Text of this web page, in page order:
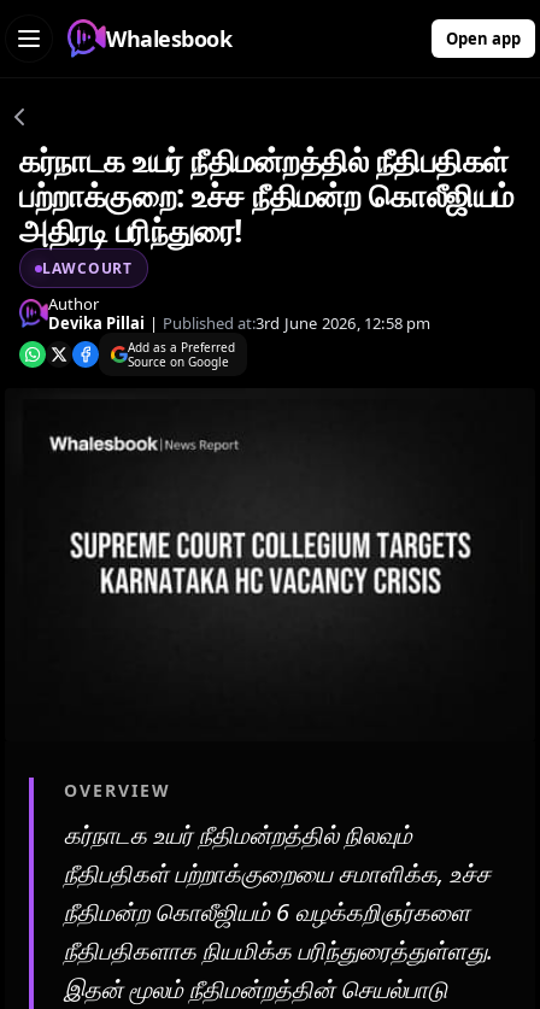
Whalesbook Open app
கர்நாடக உயர் நீதிமன்றத்தில் நீதிபதிகள்
பற்றாக்குறை: உச்ச நீதிமன்ற கொலீஜியம்
அதிரடி பரிந்துரை!
LAWCOURT
Author
Devika Pillai | Published at:3rd June 2026, 12:58 pm
Add as a Preferred
Source on Google
OVERVIEW
கர்நாடக உயர் நீதிமன்றத்தில் நிலவும்
நீதிபதிகள் பற்றாக்குறையை சமாளிக்க, உச்ச
நீதிமன்ற கொலீஜியம் 6 வழக்கறிஞர்களை
நீதிபதிகளாக நியமிக்க பரிந்துரைத்துள்ளது.
இதன் மூலம் நீதிமன்றத்தின் செயல்பாடு